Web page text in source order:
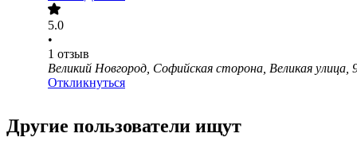
5.0
•
1 отзыв
Великий Новгород, Софийская сторона, Великая улица,
Откликнуться
Другие пользователи ищут